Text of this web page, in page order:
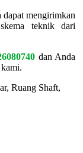
mengirimkan
teknik dari
dan Anda
Ruang Shaft,